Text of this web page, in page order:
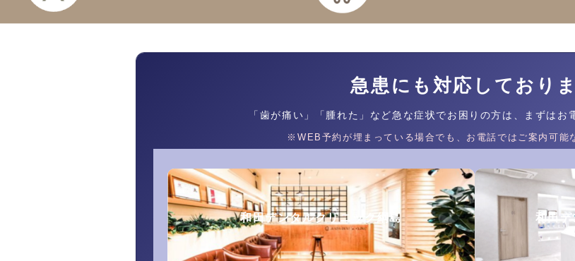
急患にも対応しており
「歯が痛い」「腫れた」など急な症状でお困りの方は、まずはお
※WEB予約が埋まっている場合でも、お電話ではご案内可能
和田デンタルクリニック綱島 和田デ